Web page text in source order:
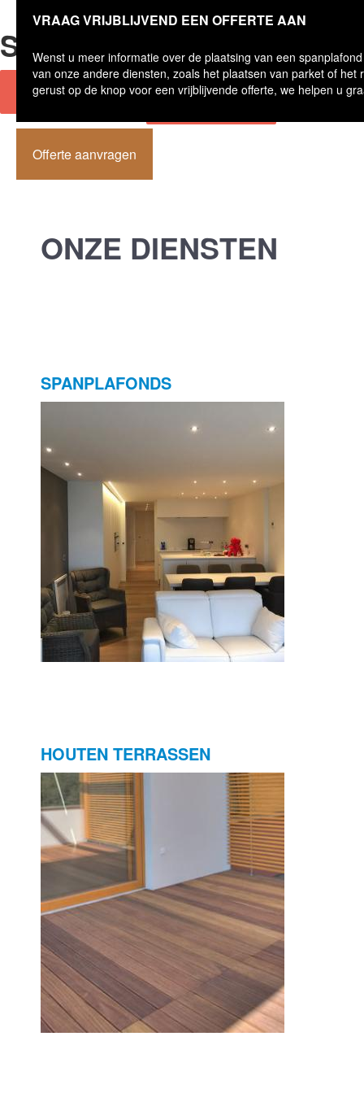
SPANPLAFONDS
LEES MEER
OFFERTE
AANVRAGEN
VRAAG VRIJBLIJVEND EEN OFFERTE AAN
Wenst u meer informatie over de plaatsing van een
van onze andere diensten, zoals het plaatsen van parket of
gerust op de knop voor een vrijblijvende offerte, we helpen u
Offerte aanvragen
ONZE DIENSTEN
SPANPLAFONDS
HOUTEN TERRASSEN